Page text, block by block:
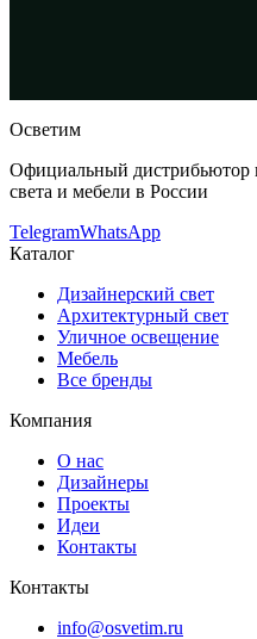
Осветим
Официальный дистрибьютор
света и мебели в России
TelegramWhatsApp
Каталог
Дизайнерский свет
Архитектурный свет
Уличное освещение
Мебель
Все бренды
Компания
О нас
Дизайнеры
Проекты
Идеи
Контакты
Контакты
info@osvetim.ru